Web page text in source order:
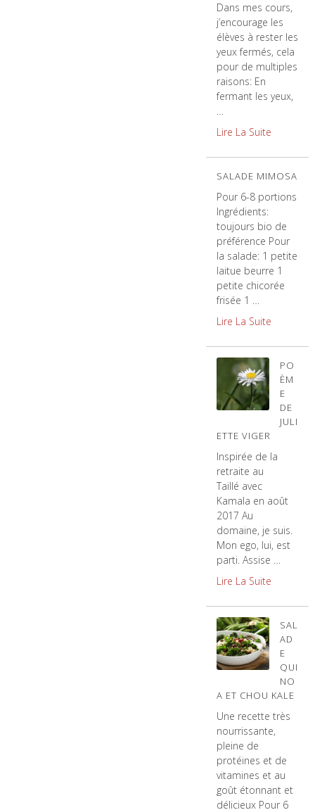
Dans mes cours,
j’encourage les
élèves à rester les
yeux fermés, cela
pour de multiples
raisons: En
fermant les yeux,
…
Lire La Suite
SALADE MIMOSA
Pour 6-8 portions
Ingrédients:
toujours bio de
préférence Pour
la salade: 1 petite
laitue beurre 1
petite chicorée
frisée 1 …
Lire La Suite
PO
ÈM
E
DE
JULI
ETTE VIGER
Inspirée de la
retraite au
Taillé avec
Kamala en août
2017 Au
domaine, je suis.
Mon ego, lui, est
parti. Assise …
Lire La Suite
SAL
AD
E
QUI
NO
A ET CHOU KALE
Une recette très
nourrissante,
pleine de
protéines et de
vitamines et au
goût étonnant et
délicieux Pour 6